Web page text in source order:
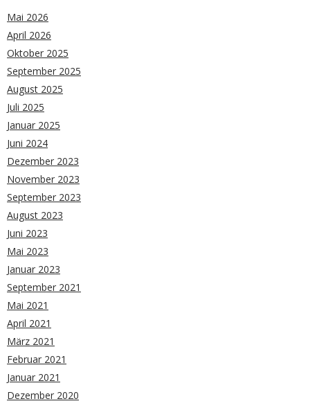
Mai 2026
April 2026
Oktober 2025
September 2025
August 2025
Juli 2025
Januar 2025
Juni 2024
Dezember 2023
November 2023
September 2023
August 2023
Juni 2023
Mai 2023
Januar 2023
September 2021
Mai 2021
April 2021
März 2021
Februar 2021
Januar 2021
Dezember 2020